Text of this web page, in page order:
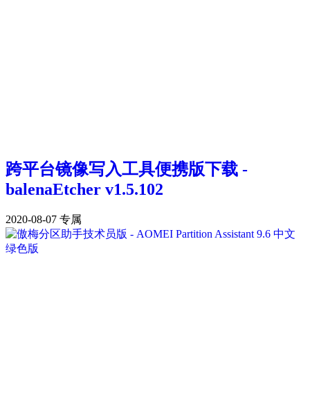
跨平台镜像写入工具便携版下载 -
balenaEtcher v1.5.102
2020-08-07 专属